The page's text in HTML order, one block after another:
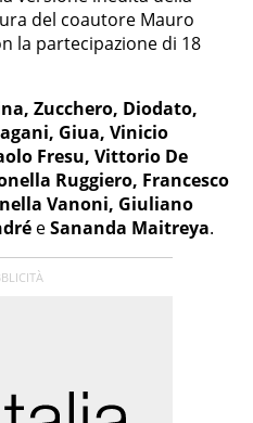
del coautore Mauro
la partecipazione di 18
Zucchero, Diodato,
Giua, Vinicio
Fresu, Vittorio De
Ruggiero, Francesco
Vanoni, Giuliano
eSananda Maitreya.